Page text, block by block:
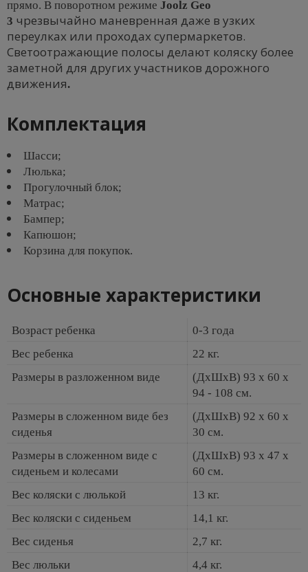
прямо. В поворотном режиме Joolz Geo
3 чрезвычайно маневренная даже в узких
переулках или проходах супермаркетов.
Светоотражающие полосы делают коляску более
заметной для других участников дорожного
движения.
Комплектация
Шасси;
Люлька;
Прогулочный блок;
Матрас;
Бампер;
Капюшон;
Корзина для покупок.
Основные характеристики
Возраст ребенка
0-3 года
Вес ребенка
22 кг.
Размеры в разложенном виде
(ДхШхВ) 93 x 60 x
94 - 108 см.
Размеры в сложенном виде без
сиденья
(ДхШхВ) 92 x 60 x
30 см.
Размеры в сложенном виде с
сиденьем и колесами
(ДхШхВ) 93 x 47 x
60 см.
Вес коляски с люлькой
13 кг.
Вес коляски с сиденьем
14,1 кг.
Вес сиденья
2,7 кг.
Вес люльки
4,4 кг.